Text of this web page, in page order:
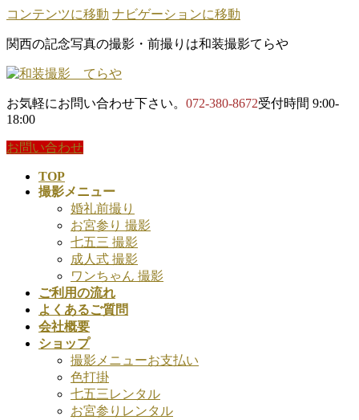
コンテンツに移動 ナビゲーションに移動
関西の記念写真の撮影・前撮りは和装撮影てらや
お気軽にお問い合わせ下さい。 072-380-8672受付時間 9:00-
18:00
お問い合わせ
TOP
撮影メニュー
婚礼前撮り
お宮参り 撮影
七五三 撮影
成人式 撮影
ワンちゃん 撮影
ご利用の流れ
よくあるご質問
会社概要
ショップ
撮影メニューお支払い
色打掛
七五三レンタル
お宮参りレンタル